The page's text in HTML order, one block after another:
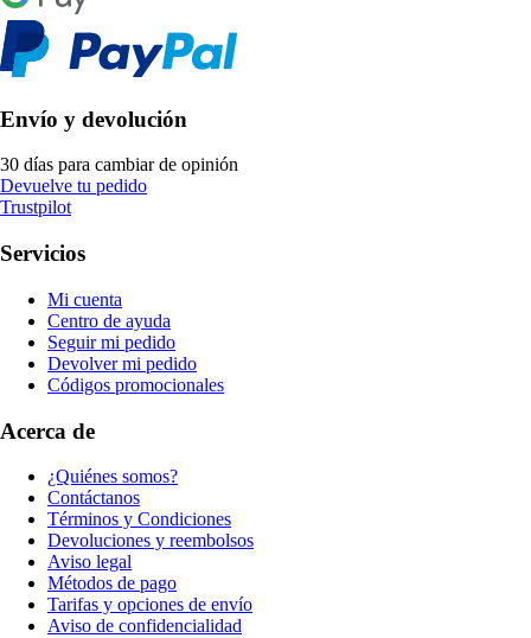
Envío y devolución
30 días para cambiar de opinión
Devuelve tu pedido
Trustpilot
Servicios
Mi cuenta
Centro de ayuda
Seguir mi pedido
Devolver mi pedido
Códigos promocionales
Acerca de
¿Quiénes somos?
Contáctanos
Términos y Condiciones
Devoluciones y reembolsos
Aviso legal
Métodos de pago
Tarifas y opciones de envío
Aviso de confidencialidad